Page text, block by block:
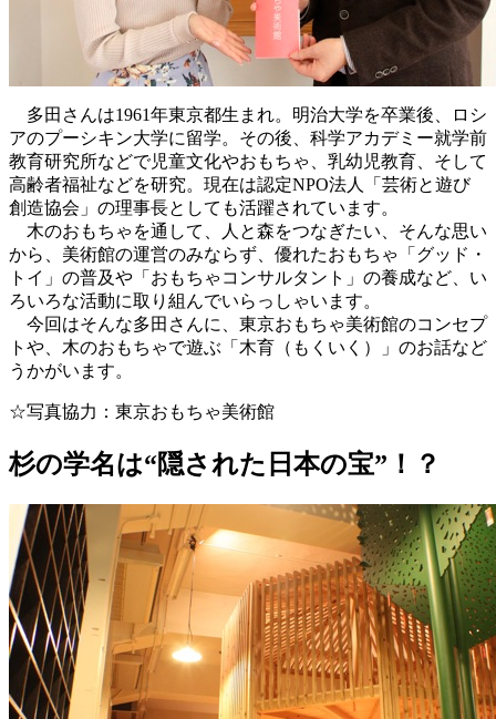
多田さんは1961年東京都生まれ。明治大学を卒業後、ロシ
アのプーシキン大学に留学。その後、科学アカデミー就学前
教育研究所などで児童文化やおもちゃ、乳幼児教育、そして
高齢者福祉などを研究。現在は認定NPO法人「芸術と遊び
創造協会」の理事長としても活躍されています。
木のおもちゃを通して、人と森をつなぎたい、そんな思い
から、美術館の運営のみならず、優れたおもちゃ「グッド・
トイ」の普及や「おもちゃコンサルタント」の養成など、い
ろいろな活動に取り組んでいらっしゃいます。
今回はそんな多田さんに、東京おもちゃ美術館のコンセプ
トや、木のおもちゃで遊ぶ「木育（もくいく）」のお話など
うかがいます。
☆写真協力：東京おもちゃ美術館
杉の学名は“隠された日本の宝”！？